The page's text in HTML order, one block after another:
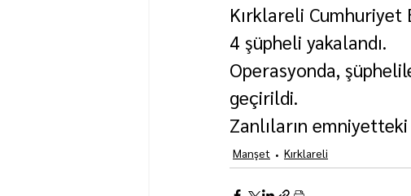
Kırklareli Cumhuriyet
4 şüpheli yakalandı.
Operasyonda,
geçirildi.
Zanlıların
Manşet Kırklareli